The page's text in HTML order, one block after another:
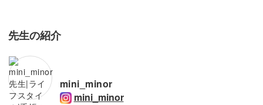
先生の紹介
mini_minor
mini_minor